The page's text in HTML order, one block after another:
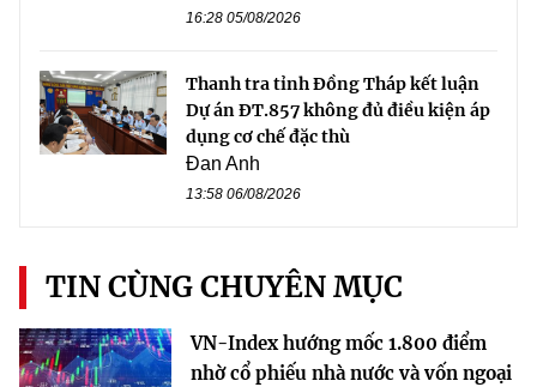
16:28 05/08/2026
Thanh tra tỉnh Đồng Tháp kết luận
Dự án ĐT.857 không đủ điều kiện áp
dụng cơ chế đặc thù
Đan Anh
13:58 06/08/2026
TIN CÙNG CHUYÊN MỤC
VN-Index hướng mốc 1.800 điểm
nhờ cổ phiếu nhà nước và vốn ngoại